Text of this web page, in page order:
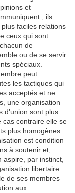
et
; ils
faciles relations
ceux qui sont
de
ou de se servir
spéciaux.
peut
les tactiques qui
acceptés et ne
une organisation
d'union sont plus
cas contraire elle se
plus homogènes.
est condition
à soutenir et,
par instinct,
libertaire
de ses membres
aux